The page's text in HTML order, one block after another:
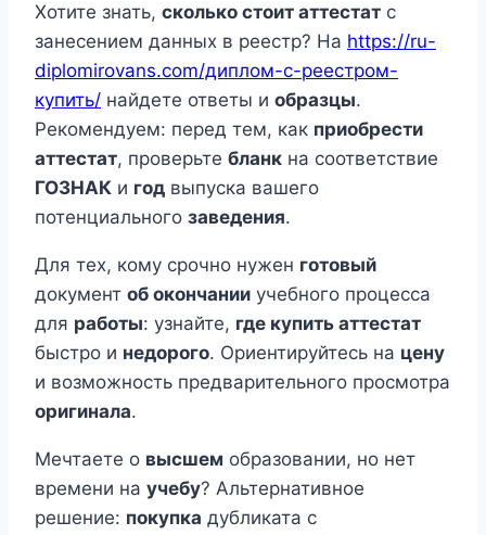
Хотите знать, сколько стоит аттестат с
занесением данных в реестр? На https://ru-
diplomirovans.com/диплом-с-реестром-
купить/ найдете ответы и образцы.
Рекомендуем: перед тем, как приобрести
аттестат, проверьте бланк на соответствие
ГОЗНАК и год выпуска вашего
потенциального заведения.
Для тех, кому срочно нужен готовый
документ об окончании учебного процесса
для работы: узнайте, где купить аттестат
быстро и недорого. Ориентируйтесь на цену
и возможность предварительного просмотра
оригинала.
Мечтаете о высшем образовании, но нет
времени на учебу? Альтернативное
решение: покупка дубликата с